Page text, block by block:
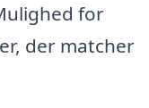
for
der matcher